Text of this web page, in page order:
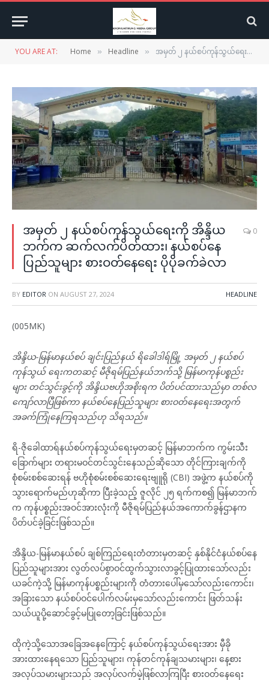
YOU ARE AT: Home » Headline » အမှတ် ၂ နယ်စပ်ကုန်သွယ်ရေးကို အိန္ဒိယဘက်က ဆက်လက်ပိတ်ထား၊ နယ်စပ်နေပြည်သူများ စားဝတ်နေရေး ပိုပိုခက်ခဲလာ
အမှတ် ၂ နယ်စပ်ကုန်သွယ်ရေးကို အိန္ဒိယ
ဘက်က ဆက်လက်ပိတ်ထား၊ နယ်စပ်နေ
ပြည်သူများ စားဝတ်နေရေး ပိုပိုခက်ခဲလာ
0
BY EDITOR ON AUGUST 27, 2024 HEADLINE
(005MK)
အိန္ဒိယ-မြန်မာနယ်စပ် ချင်းပြည်နယ် ရိခေါဒါရ်မြို့ အမှတ် ၂ နယ်စပ်
ကုန်သွယ် ရေးကတဆင့် မီဇိုရမ်ပြည်နယ်ဘက်သို့ မြန်မာကုန်ပစ္စည်း
များ တင်သွင်းခွင့်ကို အိန္ဒိယဗဟိုအစိုးရက ပိတ်ပင်ထားသည်မှာ တစ်လ
ကျော်လာပြီဖြစ်ကာ နယ်စပ်နေပြည်သူများ စားဝတ်နေရေးအတွက်
အခက်ကြုံနေကြရသည်ဟု သိရသည်။
ရိ-ဇိုခေါထာရ်နယ်စပ်ကုန်သွယ်ရေးမှတဆင့် မြန်မာဘက်က ကွမ်းသီး
ခြောက်များ တရားမဝင်တင်သွင်းနေသည်ဆိုသော တိုင်ကြားချက်ကို
စုံစမ်းစစ်ဆေးရန် ဗဟိုစုံစမ်းစစ်ဆေးရေးဗျူရို (CBI) အဖွဲ့က နယ်စပ်ကို
သွားရောက်မည်ဟုဆိုကာ ပြီးခဲ့သည့် ဇူလိုင် ၂၅ ရက်ကစ၍ မြန်မာဘက်
က ကုန်ပစ္စည်းအဝင်အားလုံးကို မီဇိုရမ်ပြည်နယ်အကောက်ခွန်ဌာနက
ပိတ်ပင်ခဲ့ခြင်းဖြစ်သည်။
အိန္ဒိယ-မြန်မာနယ်စပ် ချစ်ကြည်ရေးတံတားမှတဆင့် နှစ်နိုင်ငံနယ်စပ်နေ
ပြည်သူများအား လွတ်လပ်စွာဝင်ထွက်သွားလာခွင့်ပြုထားသော်လည်း
ယခင်ကဲ့သို့ မြန်မာကုန်ပစ္စည်းများကို တံတားပေါ်မှသော်လည်းကောင်း၊
အခြားသော နယ်စပ်ဝင်ပေါက်လမ်းမှသော်လည်းကောင်း ဖြတ်သန်း
သယ်ယူပို့ဆောင်ခွင့်မပြုတော့ခြင်းဖြစ်သည်။
ထိုကဲ့သို့သောအခြေအနေကြောင့် နယ်စပ်ကုန်သွယ်ရေးအား မှီခို
အားထားနေရသော ပြည်သူများ၊ ကုန်တင်ကုန်ချသမားများ၊ နေ့စား
အလုပ်သမားများသည် အလုပ်လက်မဲ့ဖြစ်လာကြပြီး စားဝတ်နေရေး